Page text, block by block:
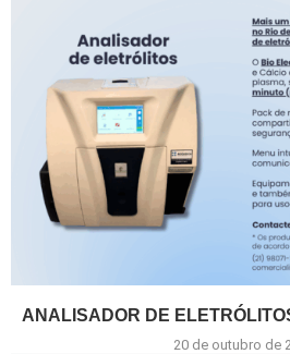
ANALISADOR DE
20 de outubro de